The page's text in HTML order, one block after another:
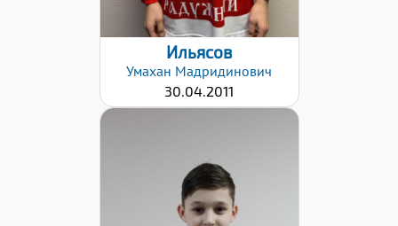
Ильясов
Умахан Мадридинович
30.04.2011